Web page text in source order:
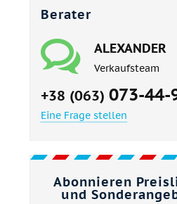
Berater
ALEXANDER
Verkaufsteam
+38 (063) 073-44-
Eine Frage stellen
Abonnieren
und